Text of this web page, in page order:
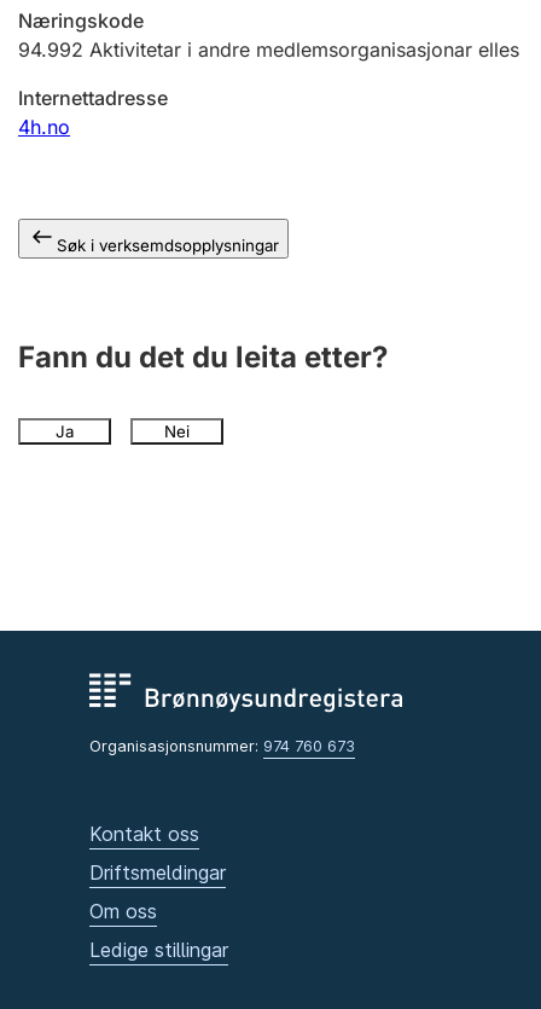
Næringskode
94.992 Aktivitetar i andre medlemsorganisasjonar elles
Internettadresse
4h.no
Søk i verksemdsopplysningar
Fann du det du leita etter?
Ja Nei
Organisasjonsnummer: 974 760 673
Kontakt oss
Driftsmeldingar
Om oss
Ledige stillingar